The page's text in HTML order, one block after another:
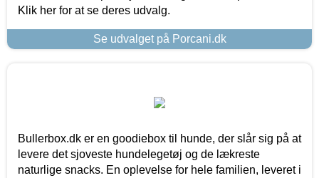
Klik her for at se deres udvalg.
Se udvalget på Porcani.dk
Bullerbox.dk er en goodiebox til hunde, der slår sig på at
levere det sjoveste hundelegetøj og de lækreste
naturlige snacks. En oplevelse for hele familien, leveret i